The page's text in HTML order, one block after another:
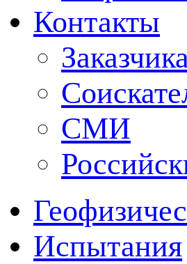
Контакты
СМИ
Испытания